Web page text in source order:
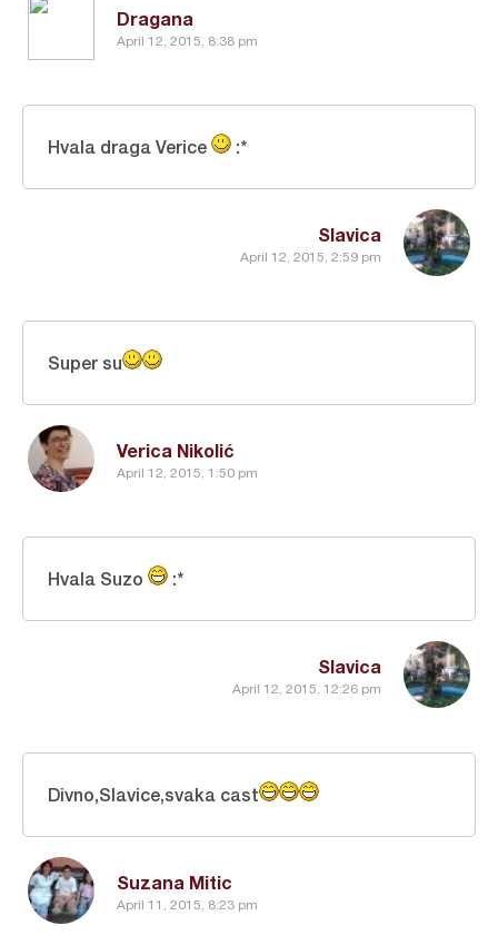
Dragana
April 12, 2015, 8:38 pm
Slavica
April 12, 2015, 2:59 pm
Hvala draga Verice :*
Verica Nikolić
April 12, 2015, 1:50 pm
Super su
Slavica
April 12, 2015, 12:26 pm
Hvala Suzo :*
Suzana Mitic
April 11, 2015, 8:23 pm
Divno,Slavice,svaka cast